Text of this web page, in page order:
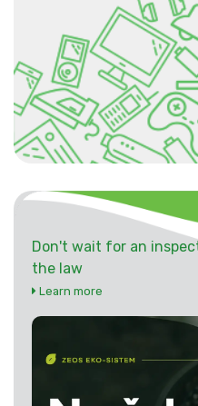
Don't wait for an
the law
Learn more